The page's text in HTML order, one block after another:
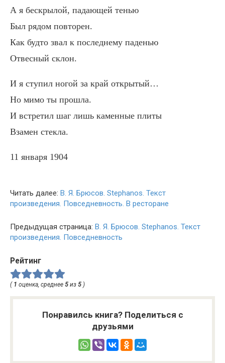
А я бескрылой, падающей тенью
Был рядом повторен.
Как будто звал к последнему паденью
Отвесный склон.
И я ступил ногой за край открытый…
Но мимо ты прошла.
И встретил шаг лишь каменные плиты
Взамен стекла.
11 января 1904
Читать далее: В. Я. Брюсов. Stephanos. Текст
произведения. Повседневность. В ресторане
Предыдущая страница: В. Я. Брюсов. Stephanos. Текст
произведения. Повседневность
Рейтинг
( 1 оценка, среднее 5 из 5 )
Понравилсь книга? Поделиться с
друзьями